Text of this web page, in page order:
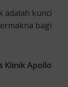
adalah kunci
bagi
Klinik Apollo